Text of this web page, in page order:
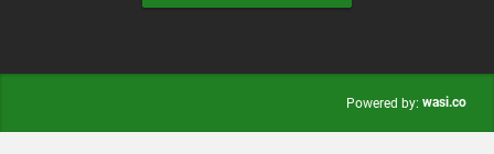
Powered by: wasi.co